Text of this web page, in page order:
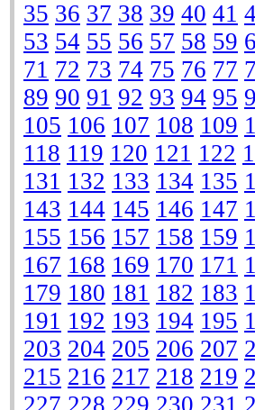
35 36 37 38 39 40 41
53 54 55 56 57 58 59
71 72 73 74 75 76 77
89 90 91 92 93 94 95
105 106 107 108 109
118 119 120 121 122
131 132 133 134 135
143 144 145 146 147
155 156 157 158 159
167 168 169 170 171
179 180 181 182 183
191 192 193 194 195
203 204 205 206 207
215 216 217 218 219
227 228 229 230 231